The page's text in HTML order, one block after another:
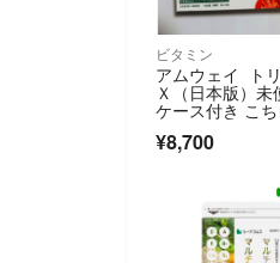
ビタミン
アムウェイ ト
Ｘ（日本版）未
ケース付き こ
プル画像です。
限1年以上先のも
¥8,700